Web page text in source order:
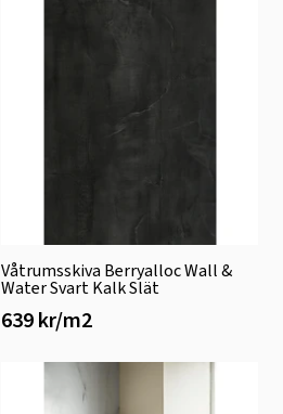
Våtrumsskiva Berryalloc Wall &
Water Svart Kalk Slät
639 kr/m2